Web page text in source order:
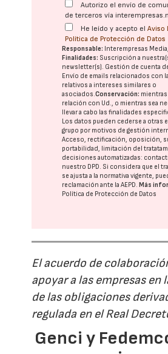
Autorizo el envío de
de terceros vía
He leído y acepto elAviso
Política de Protección de Datos
Responsable: Interempresas
Finalidades: Suscripción a
newsletter(s). Gestión de cuenta
Envío de emails relacionados con
relativos a intereses similares o
asociados.Conservación: mientras
relación con Ud., o mientras sea
llevar a cabo las finalidades
Los datos pueden cederse a otras
grupo por motivos de gestión
Acceso, rectificación, oposición,
portabilidad, limitación del
decisiones automatizadas:
nuestro DPD. Si considera que el
se ajusta a la normativa vigente,
reclamación ante laAEPD. Más
Política de Protección de Datos
El acuerdo de
apoyar a las empresas en
de las obligaciones
regulada en el Real
Genci y